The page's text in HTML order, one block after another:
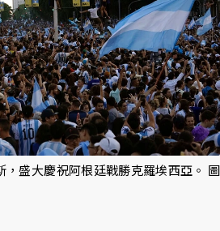
，盛大慶祝阿根廷戰勝克羅埃西亞。 圖